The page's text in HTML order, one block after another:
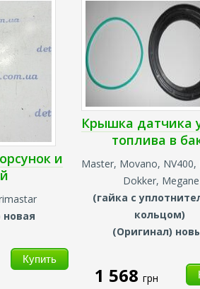
и
новая
Крышка датчика
топлива в
Master, Movano, NV400,
Dokker, Megane
(гайка с
кольцом)
(Оригинал)
1 568грн